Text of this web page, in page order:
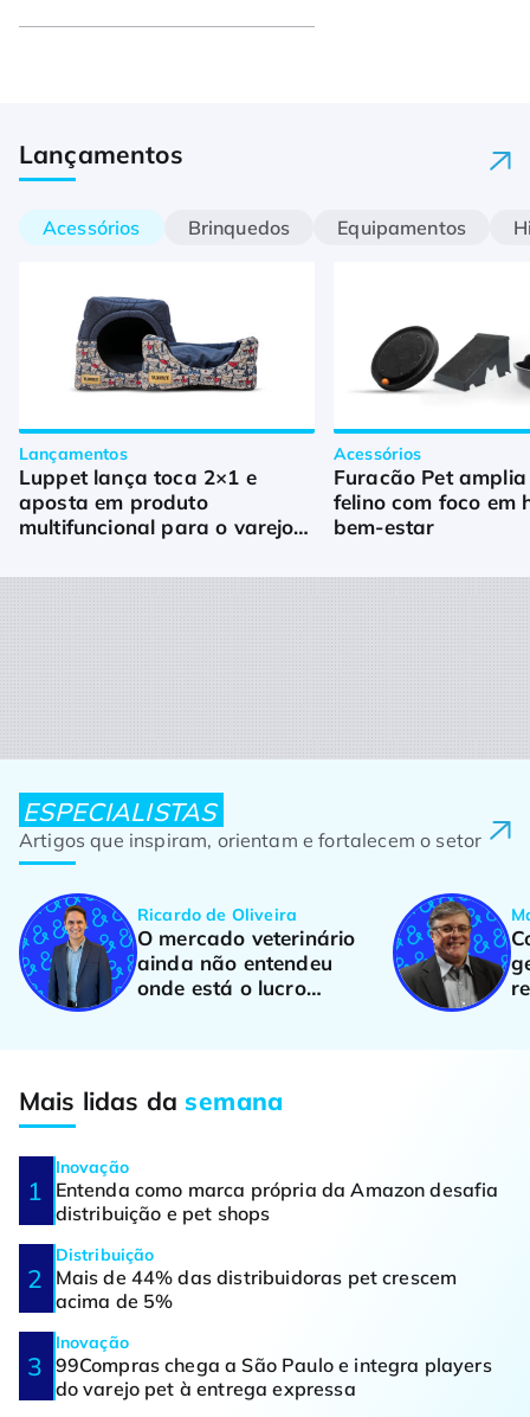
Lançamentos
Acessórios Brinquedos Equipamentos
Lançamentos
Luppet lança toca 2×1 e
aposta em produto
multifuncional para o varejo
Acessórios
Furacão Pet
felino com foco em
bem-estar
ESPECIALISTAS
Artigos que inspiram, orientam e fortalecem o setor
Ricardo de Oliveira
O mercado veterinário
ainda não entendeu
onde está o lucro
Mais lidas dasemana
Inovação
Entenda como marca própria da Amazon desafia
distribuição e pet shops
Distribuição
Mais de 44% das distribuidoras pet crescem
acima de 5%
Inovação
99Compras chega a São Paulo e integra players
do varejo pet à entrega expressa